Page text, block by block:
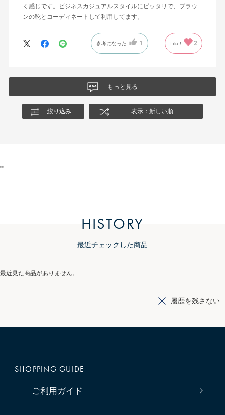
く感じです。ビジネスカジュアルスタイルにピッタリで、ブラウ
ンの靴とコーディネートして利用してます。
参考になった 1 Like! 2
もっと見る
絞り込み 表示：新しい順
""
HISTORY
最近チェックした商品
最近見た商品がありません。
履歴を残さない
SHOPPING GUIDE
ご利用ガイド